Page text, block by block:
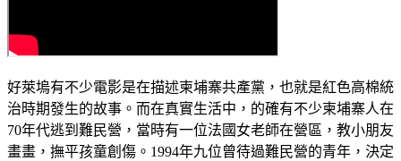
治時期發生的故事。而在真實生活中，的確有不少柬埔寨人在
70年代逃到難民營，當時有一位法國女老師在營區，教小朋友
畫畫，撫平孩童創傷。1994年九位曾待過難民營的青年，決定
延續老師的精神，成立了一間藝術學校幫助貧窮孩童，建構永